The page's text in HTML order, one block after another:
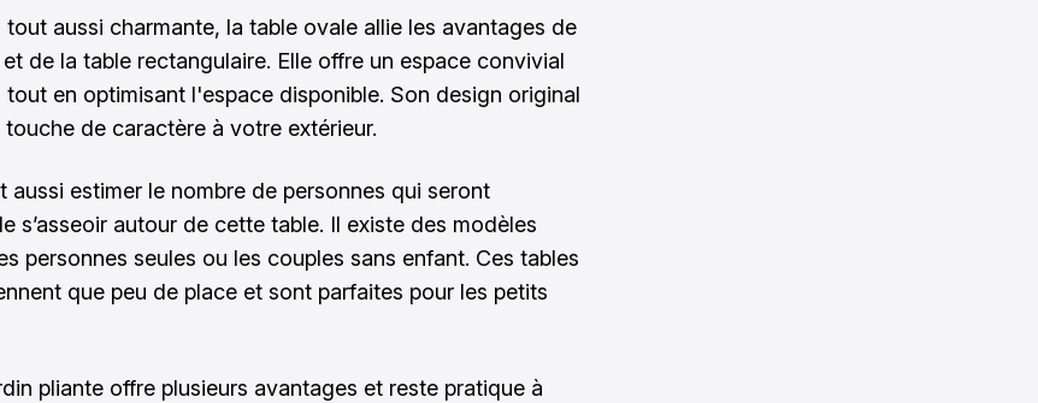
tout aussi charmante, la table ovale allie les avantages de
de la table rectangulaire. Elle offre un espace convivial
tout en optimisant l'espace disponible. Son design original
touche de caractère à votre extérieur.
aussi estimer le nombre de personnes qui seront
s’asseoir autour de cette table. Il existe des modèles
personnes seules ou les couples sans enfant. Ces tables
que peu de place et sont parfaites pour les petits
pliante offre plusieurs avantages et reste pratique à